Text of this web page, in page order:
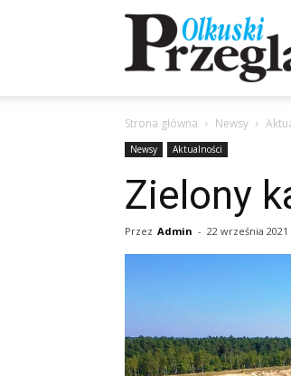
Przegląd
Olkuski
Strona główna Newsy
Newsy Aktualności
Zielony
Przez Admin - 22 września 2021